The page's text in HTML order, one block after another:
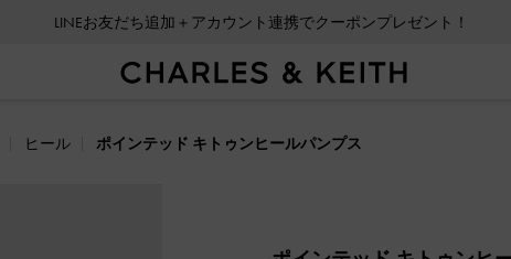
LINEお友だち追加＋アカウント連携でクーポンプレゼント！
ヒール ポインテッド キトゥンヒールパンプス